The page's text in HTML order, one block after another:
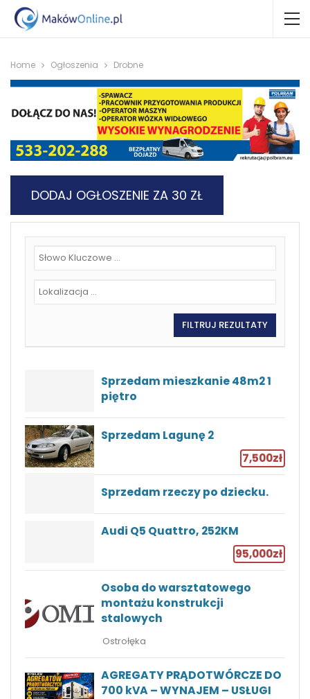
Home Ogłoszenia Drobne
DODAJ OGŁOSZENIE ZA 30 ZŁ
Sprzedam mieszkanie 48m2 1
piętro
Sprzedam Lagunę 2
7,500zł
Sprzedam rzeczy po dziecku.
Audi Q5 Quattro, 252KM
95,000zł
Osoba do warsztatowego
montażu konstrukcji
stalowych
Ostrołęka
AGREGATY PRĄDOTWÓRCZE DO
700 kVA – WYNAJEM – USŁUGI